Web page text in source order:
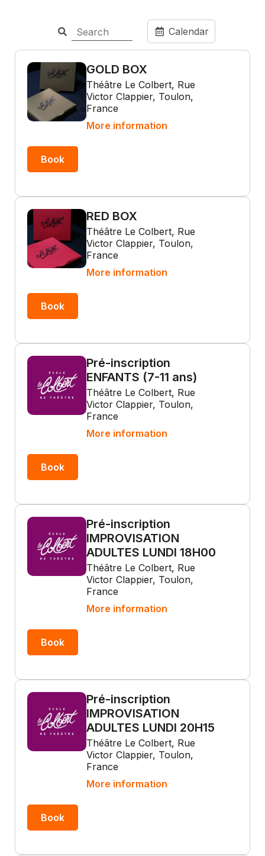
Calendar
GOLD BOX
Théâtre Le Colbert, Rue
Victor Clappier, Toulon,
France
More information
Book
RED BOX
Théâtre Le Colbert, Rue
Victor Clappier, Toulon,
France
More information
Book
Pré-inscription
ENFANTS (7-11 ans)
Théâtre Le Colbert, Rue
Victor Clappier, Toulon,
France
More information
Book
Pré-inscription
IMPROVISATION
ADULTES LUNDI 18H00
Théâtre Le Colbert, Rue
Victor Clappier, Toulon,
France
More information
Book
Pré-inscription
IMPROVISATION
ADULTES LUNDI 20H15
Théâtre Le Colbert, Rue
Victor Clappier, Toulon,
France
More information
Book